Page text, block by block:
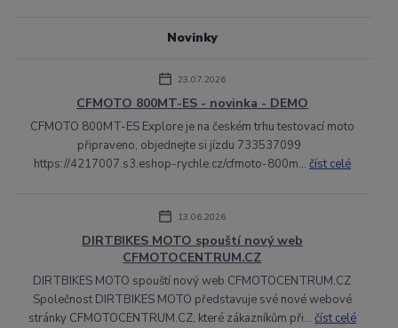
Novinky
23.07.2026
CFMOTO 800MT-ES - novinka - DEMO
CFMOTO 800MT-ES Explore je na českém trhu testovací moto
připraveno, objednejte si jízdu 733537099
https://4217007.s3.eshop-rychle.cz/cfmoto-800m... číst celé
13.06.2026
DIRTBIKES MOTO spouští nový web
CFMOTOCENTRUM.CZ
DIRTBIKES MOTO spouští nový web CFMOTOCENTRUM.CZ
Společnost DIRTBIKES MOTO představuje své nové webové
stránky CFMOTOCENTRUM.CZ, které zákazníkům při... číst celé